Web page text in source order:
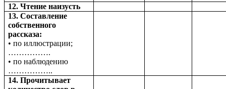
12. Чтение наизусть
13. Составление
собственного
рассказа:
• по иллюстрации;
…………….
• по наблюдению
……………..
14. Прочитывает